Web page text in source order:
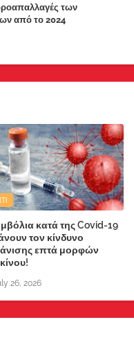
των
από το 2024
κατά της Covid-19
τον κίνδυνο
επτά μορφών
26, 2026